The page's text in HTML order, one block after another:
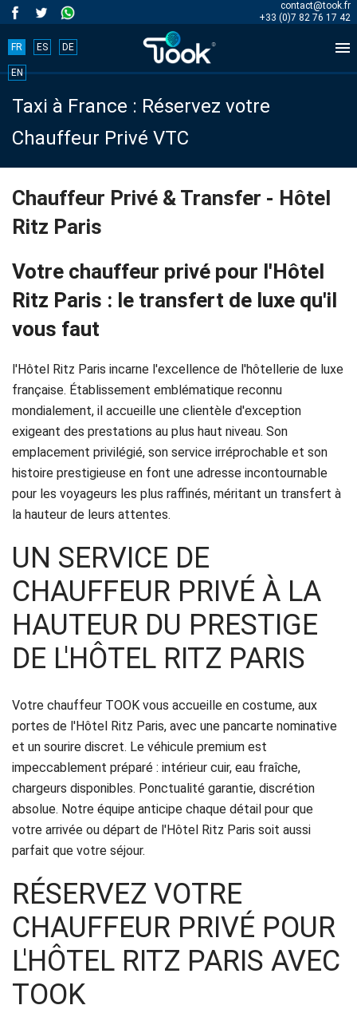
contact@took.fr
+33 (0)7 82 76 17 42

FR ES DE
EN
Taxi à France : Réservez votre
Chauffeur Privé VTC
Book
your
trip
now!
BOOK
Accueil
Réservation
Services
de
chauffeur
Transferts
Aéroports
Solutions
d'affaires
Contact
CGV
Politique
de
confidentialité
Chauffeur Privé & Transfer - Hôtel
Ritz Paris
Votre chauffeur privé pour l'Hôtel
Ritz Paris : le transfert de luxe qu'il
vous faut
l'Hôtel Ritz Paris incarne l'excellence de l'hôtellerie de luxe
française. Établissement emblématique reconnu
mondialement, il accueille une clientèle d'exception
exigeant des prestations au plus haut niveau. Son
emplacement privilégié, son service irréprochable et son
histoire prestigieuse en font une adresse incontournable
pour les voyageurs les plus raffinés, méritant un transfert à
la hauteur de leurs attentes.
UN SERVICE DE
CHAUFFEUR PRIVÉ À LA
HAUTEUR DU PRESTIGE
DE L'HÔTEL RITZ PARIS
Votre chauffeur TOOK vous accueille en costume, aux
portes de l'Hôtel Ritz Paris, avec une pancarte nominative
et un sourire discret. Le véhicule premium est
impeccablement préparé : intérieur cuir, eau fraîche,
chargeurs disponibles. Ponctualité garantie, discrétion
absolue. Notre équipe anticipe chaque détail pour que
votre arrivée ou départ de l'Hôtel Ritz Paris soit aussi
parfait que votre séjour.
RÉSERVEZ VOTRE
CHAUFFEUR PRIVÉ POUR
L'HÔTEL RITZ PARIS AVEC
TOOK